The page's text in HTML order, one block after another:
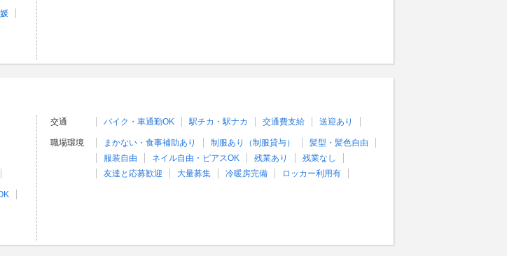
交通 バイク・車通勤OK 駅チカ・駅ナカ 交通費支給 送迎あり
職場環境 まかない・食事補助あり 制服あり（制服貸与）
髪型・髪色自由
服装自由
ネイル自由・ピアスOK 残業あり
残業なし
友達と応募歓迎
大量募集 冷暖房完備 ロッカー利用有